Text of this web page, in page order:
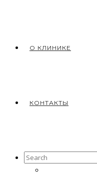
О КЛИНИКЕ
КОНТАКТЫ
Search